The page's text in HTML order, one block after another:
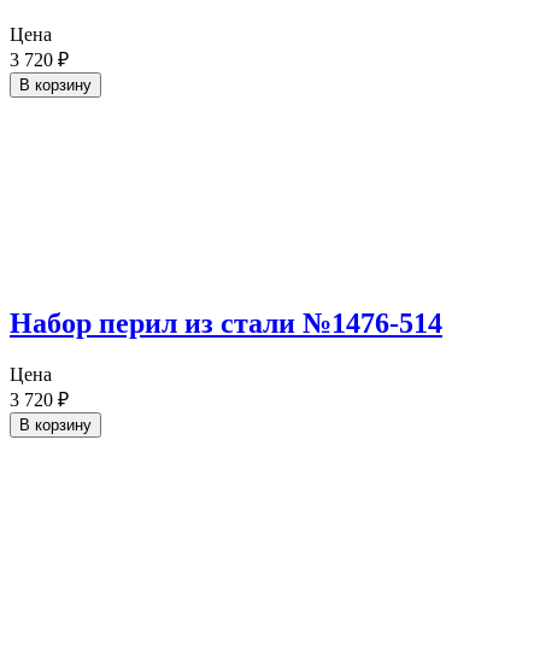
Цена
3 720 ₽
В корзину
Набор перил из стали №1476-514
Цена
3 720 ₽
В корзину